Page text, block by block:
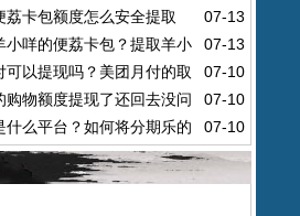
条的付费额度
07-13
荔卡包额度怎么安全提取
07-13
小咩的便荔卡包？提取羊小
包额度的步骤
07-10
可以提现吗？美团月付的取
07-10
购物额度提现了还回去没问
07-10
什么平台？如何将分期乐的
？